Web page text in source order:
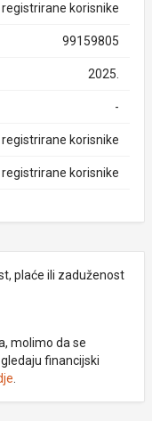
registrirane korisnike
99159805
2025.
-
registrirane korisnike
registrirane korisnike
plaće ili zaduženost
molimo da se
financijski